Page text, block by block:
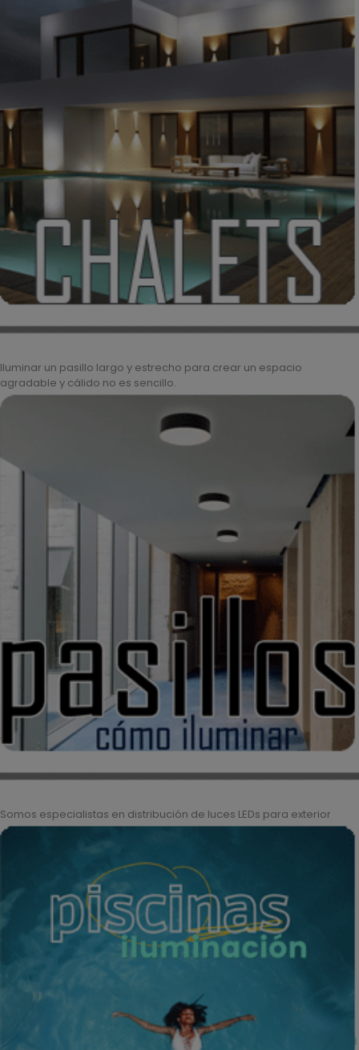
Iluminar un pasillo largo y estrecho para crear un espacio
agradable y cálido no es sencillo.
Somos especialistas en distribución de luces LEDs para exterior